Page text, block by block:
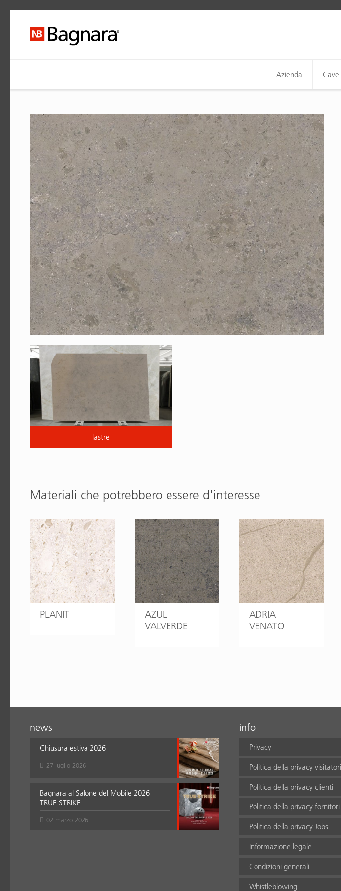
Azienda
Cave
lastre
Materiali che potrebbero essere d'interesse
PLANIT
AZUL
VALVERDE
ADRIA
VENATO
news
Chiusura estiva 2026
27 luglio 2026
Bagnara al Salone del Mobile 2026 –
TRUE STRIKE
02 marzo 2026
info
Privacy
Politica della privacy visitatori
Politica della privacy clienti
Politica della privacy fornitori
Politica della privacy Jobs
Informazione legale
Condizioni generali
Whistleblowing